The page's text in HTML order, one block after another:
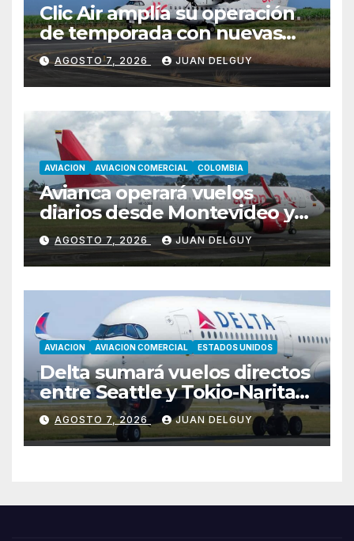
Clic Air amplía su operación
de temporada con nuevas
rutas hacia Cartagena y Tolú
AGOSTO 7, 2026 JUAN DELGUY
AVIACION AVIACION COMERCIAL COLOMBIA
Avianca operará vuelos
diarios desde Montevideo y
Asunción hacia Bogotá
AGOSTO 7, 2026 JUAN DELGUY
AVIACION AVIACION COMERCIAL ESTADOS UNIDOS
Delta sumará vuelos directos
entre Seattle y Tokio-Narita
desde marzo de 2027
AGOSTO 7, 2026 JUAN DELGUY